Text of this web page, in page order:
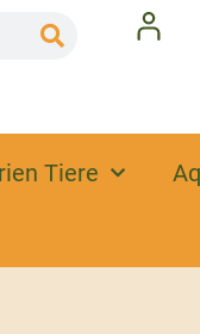
Tiere